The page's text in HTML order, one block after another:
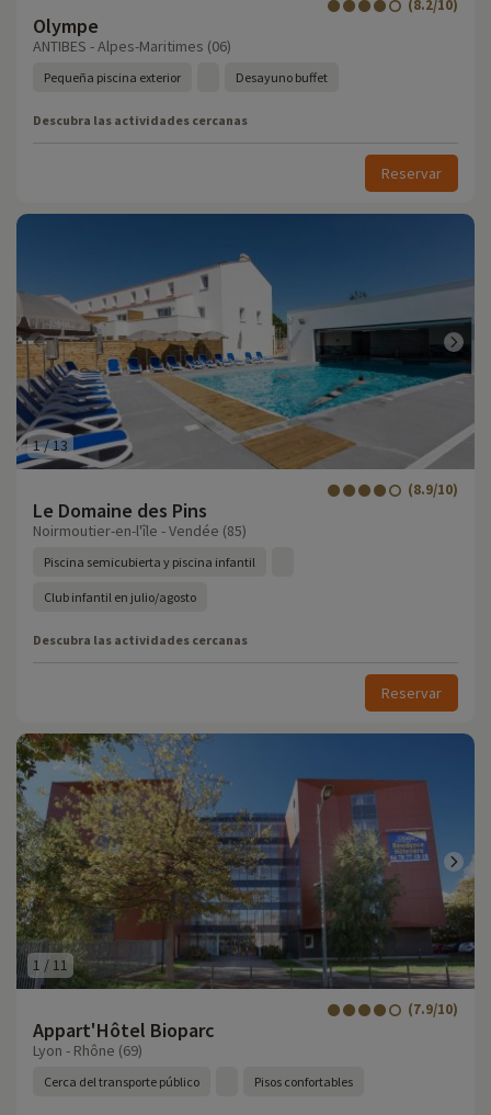
Olympe
(8.2/10)
ANTIBES - Alpes-Maritimes (06)
Pequeña piscina exterior Desayuno buffet
Descubra las actividades cercanas
Reservar
1/13
Le Domaine des Pins
(8.9/10)
Noirmoutier-en-l'île - Vendée (85)
Piscina semicubierta y piscina infantil
Club infantil en julio/agosto
Descubra las actividades cercanas
Reservar
1 / 11
Appart'Hôtel Bioparc
(7.9/10)
Lyon - Rhône (69)
Cerca del transporte público Pisos confortables